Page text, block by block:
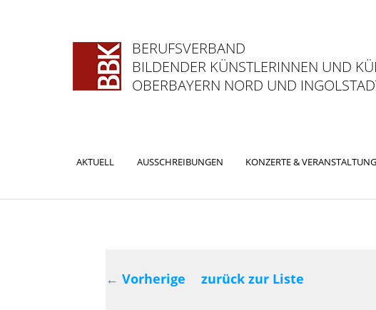
BERUFSVERBAND
BILDENDER KÜNSTLERINNEN UND
OBERBAYERN NORD UND
ZUM
PRIMÄREN
ZUM
SEKUNDÄREN
AKTUELL AUSSCHREIBUNGEN KONZERTE &
Beitragsnavigation
← Vorherige zurück zur Liste